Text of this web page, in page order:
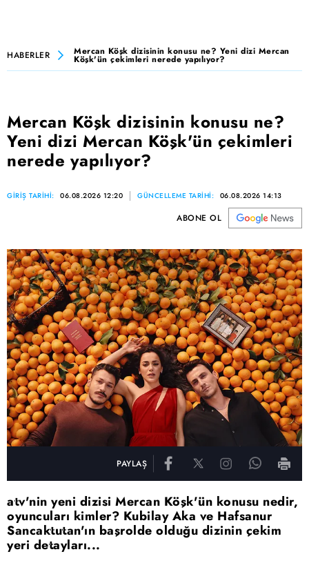
HABERLER Mercan Köşk dizisinin konusu ne? Yeni dizi Mercan
Köşk'ün çekimleri nerede yapılıyor?
Mercan Köşk dizisinin konusu ne?
Yeni dizi Mercan Köşk'ün çekimleri
nerede yapılıyor?
GİRİŞ TARİHİ: 06.08.2026 12:20 GÜNCELLEME TARİHİ: 06.08.2026 14:13
ABONE OL
PAYLAŞ
atv'nin yeni dizisi Mercan Köşk'ün konusu nedir,
oyuncuları kimler? Kubilay Aka ve Hafsanur
Sancaktutan'ın başrolde olduğu dizinin çekim
yeri detayları...